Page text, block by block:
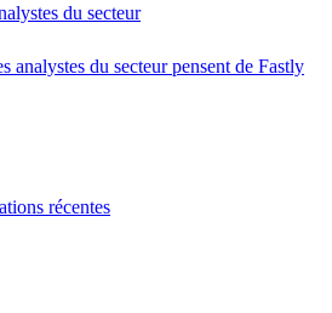
du secteur
analystes du secteur pensent de Fastly
récentes